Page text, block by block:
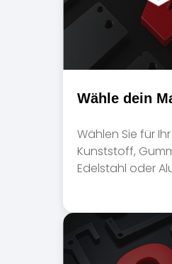
Wähle dein
Wählen Sie für
Kunststoff,
Edelstahl oder